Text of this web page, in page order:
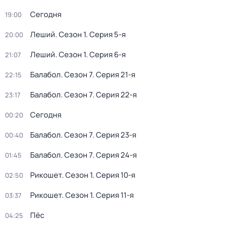
19:00 Сегодня
20:00 Леший. Сезон 1. Серия 5-я
21:07 Леший. Сезон 1. Серия 6-я
22:15 Балабол. Сезон 7. Серия 21-я
23:17 Балабол. Сезон 7. Серия 22-я
00:20 Сегодня
00:40 Балабол. Сезон 7. Серия 23-я
01:45 Балабол. Сезон 7. Серия 24-я
02:50 Рикошет. Сезон 1. Серия 10-я
03:37 Рикошет. Сезон 1. Серия 11-я
04:25 Пёс